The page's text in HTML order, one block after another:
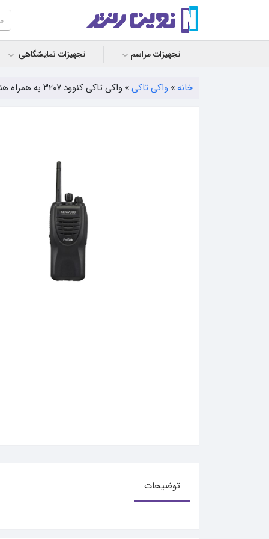
تجهیزات مراسم تجهیزات نمایشگاهی
خانه » واکی تاکی» واکی تاکی کنوود ۳۲۰۷ به همراه هندزفری
توضیحات